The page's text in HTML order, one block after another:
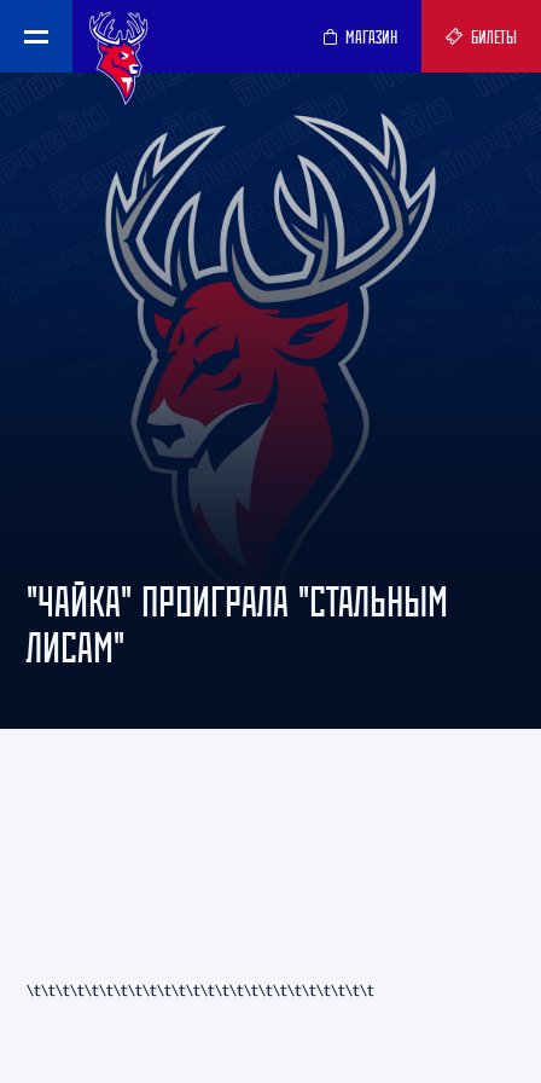
МАГАЗИН БИЛЕТЫ
"ЧАЙКА" ПРОИГРАЛА "СТАЛЬНЫМ
ЛИСАМ"
\t\t\t\t\t\t\t\t\t\t\t\t\t\t\t\t\t\t\t\t\t\t\t\t